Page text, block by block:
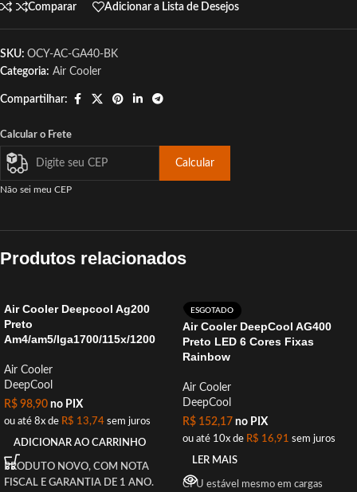
Comparar Adicionar a Lista de Desejos
SKU: OCY-AC-GA40-BK
Categoria: Air Cooler
Compartilhar:
Calcular o Frete
Calcular
Não sei meu CEP
Produtos relacionados
Air Cooler Deepcool Ag200
Preto
Am4/am5/lga1700/115x/1200
Air Cooler
DeepCool
R$ 98,90 no PIX
ou até 8x de R$ 13,74 sem juros
ADICIONAR AO CARRINHO
PRODUTO NOVO, COM NOTA
FISCAL E GARANTIA DE 1 ANO.
ESGOTADO
Air Cooler DeepCool AG400
Preto LED 6 Cores Fixas
Rainbow
Air Cooler
DeepCool
R$ 152,17 no PIX
ou até 10x de R$ 16,91 sem juros
LER MAIS
CPU estável mesmo em cargas